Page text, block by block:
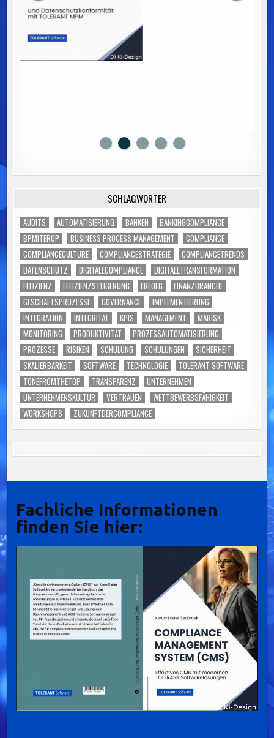
SCHLAGWÖRTER
AUDITS AUTOMATISIERUNG BANKEN
BANKINGCOMPLIANCE
BPMITEROP
BUSINESS PROCESS MANAGEMENT
COMPLIANCE
COMPLIANCECULTURE
COMPLIANCESTRATEGIE
COMPLIANCETRENDS
DATENSCHUTZ
DIGITALECOMPLIANCE
DIGITALETRANSFORMATION
EFFIZIENZ
EFFIZIENZSTEIGERUNG ERFOLG
FINANZBRANCHE
GESCHÄFTSPROZESSE
GOVERNANCE
IMPLEMENTIERUNG
INTEGRATION
INTEGRITÄT KPIS MANAGEMENT
MARISK
MONITORING
PRODUKTIVITÄT
PROZESSAUTOMATISIERUNG
PROZESSE
RISIKEN SCHULUNG SCHULUNGEN
SICHERHEIT
SKALIERBARKEIT
SOFTWARE TECHNOLOGIE
TOLERANT SOFTWARE
TONEFROMTHETOP
TRANSPARENZ
UNTERNEHMEN
UNTERNEHMENSKULTUR
VERTRAUEN
WETTBEWERBSFÄHIGKEIT
WORKSHOPS
ZUKUNFTDERCOMPLIANCE
Fachliche Informationen
finden Sie hier: